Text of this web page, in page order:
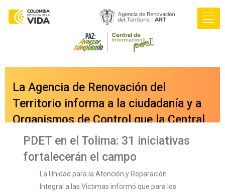
La Agencia de Renovación del
Territorio informa a la ciudadanía y a
Organismos de Control que la Central
de Información PDET ya cuenta con
una nueva versión integrada a nuestro
portal web
oficialwww.renovacionterritorio.gov.co
PDET en el Tolima: 31 iniciativas
fortalecerán el campo
La Unidad para la Atención y Reparación
Integral a las Víctimas informó que para los